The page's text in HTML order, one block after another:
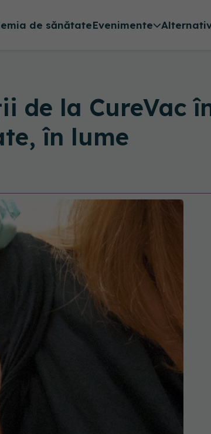
de sănătateEvenimente
de la CureVac
în lume